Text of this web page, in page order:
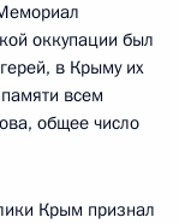
оккупации был
в Крыму их
всем
общее число
Крым признал